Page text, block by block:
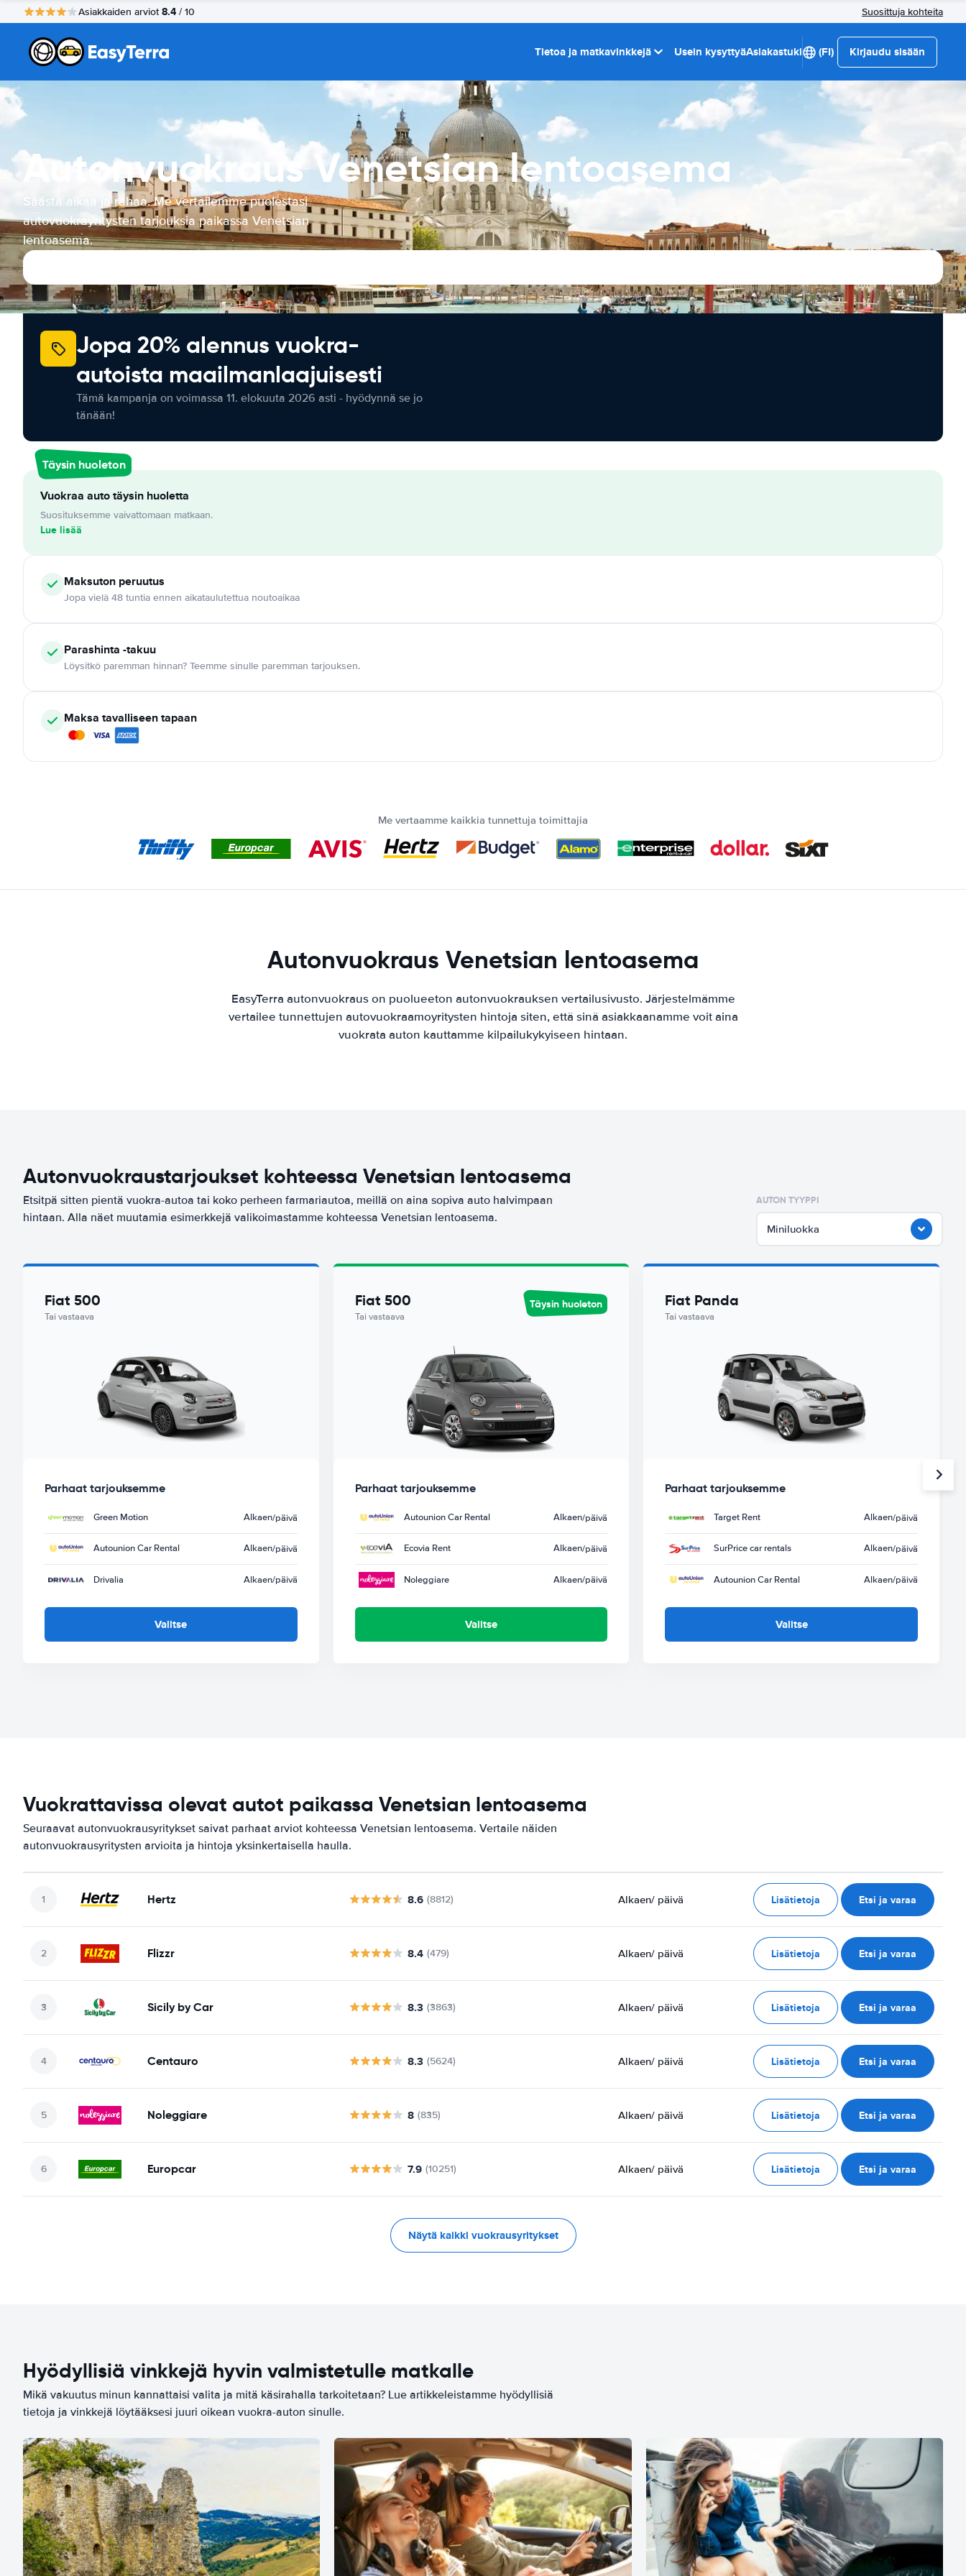
Asiakkaiden arviot 8.4 / 10 Suosittuja kohteita
Tietoa ja matkavinkkejä Usein kysyttyäAsiakastuki (FI) Kirjaudu sisään
Autonvuokraus Venetsian lentoasema
Säästä aikaa ja rahaa. Me vertailemme puolestasi
autovuokrayritysten tarjouksia paikassa Venetsian
lentoasema.
Jopa 20% alennus vuokra-
autoista maailmanlaajuisesti
Tämä kampanja on voimassa 11. elokuuta 2026 asti - hyödynnä se jo
tänään!
Täysin huoleton
Vuokraa auto täysin huoletta
Suosituksemme vaivattomaan matkaan.
Lue lisää
Maksuton peruutus
Jopa vielä 48 tuntia ennen aikataulutettua noutoaikaa
Parashinta -takuu
Löysitkö paremman hinnan? Teemme sinulle paremman tarjouksen.
Maksa tavalliseen tapaan
Me vertaamme kaikkia tunnettuja toimittajia
Autonvuokraus Venetsian lentoasema
EasyTerra autonvuokraus on puolueeton autonvuokrauksen vertailusivusto. Järjestelmämme
vertailee tunnettujen autovuokraamoyritysten hintoja siten, että sinä asiakkaanamme voit aina
vuokrata auton kauttamme kilpailukykyiseen hintaan.
Autonvuokraustarjoukset kohteessa Venetsian lentoasema
Etsitpä sitten pientä vuokra-autoa tai koko perheen farmariautoa, meillä on aina sopiva auto halvimpaan
hintaan. Alla näet muutamia esimerkkejä valikoimastamme kohteessa Venetsian lentoasema.
AUTON TYYPPI
Miniluokka
Fiat 500
Tai vastaava
Parhaat tarjouksemme
Green Motion Alkaen/päivä
Autounion Car Rental Alkaen/päivä
Drivalia Alkaen/päivä
Valitse
Fiat 500
Tai vastaava
Täysin huoleton
Parhaat tarjouksemme
Autounion Car Rental Alkaen/päivä
Ecovia Rent Alkaen/päivä
Noleggiare Alkaen/päivä
Valitse
Fiat Panda
Tai vastaava
Parhaat tarjouksemme
Target Rent Alkaen/päivä
SurPrice car rentals Alkaen/päivä
Autounion Car Rental Alkaen/päivä
Valitse
Vuokrattavissa olevat autot paikassa Venetsian lentoasema
Seuraavat autonvuokrausyritykset saivat parhaat arviot kohteessa Venetsian lentoasema. Vertaile näiden
autonvuokrausyritysten arvioita ja hintoja yksinkertaisella haulla.
Hertz 8.6 (8812) Alkaen/ päivä Lisätietoja Etsi ja varaa
Flizzr 8.4 (479) Alkaen/ päivä Lisätietoja Etsi ja varaa
Sicily by Car 8.3 (3863) Alkaen/ päivä Lisätietoja Etsi ja varaa
Centauro 8.3 (5624) Alkaen/ päivä Lisätietoja Etsi ja varaa
Noleggiare 8 (835) Alkaen/ päivä Lisätietoja Etsi ja varaa
Europcar 7.9 (10251) Alkaen/ päivä Lisätietoja Etsi ja varaa
Näytä kaikki vuokrausyritykset
Hyödyllisiä vinkkejä hyvin valmistetulle matkalle
Mikä vakuutus minun kannattaisi valita ja mitä käsirahalla tarkoitetaan? Lue artikkeleistamme hyödyllisiä
tietoja ja vinkkejä löytääksesi juuri oikean vuokra-auton sinulle.